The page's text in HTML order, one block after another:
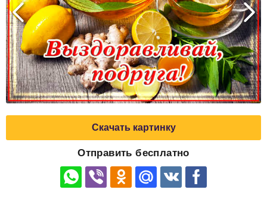
Скачать картинку
Отправить бесплатно